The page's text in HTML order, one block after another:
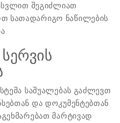
შეგიძლიათ
სათადარიგო ნაწილების
სერვის
საშუალებას გაძლევთ
და დოკუმენტებთან.
მარტივად